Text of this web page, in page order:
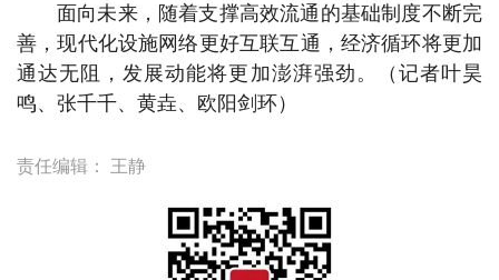
面向未来，随着支撑高效流通的基础制度不断完
善，现代化设施网络更好互联互通，经济循环将更加
通达无阻，发展动能将更加澎湃强劲。（记者叶昊
鸣、张千千、黄垚、欧阳剑环）
责任编辑： 王静